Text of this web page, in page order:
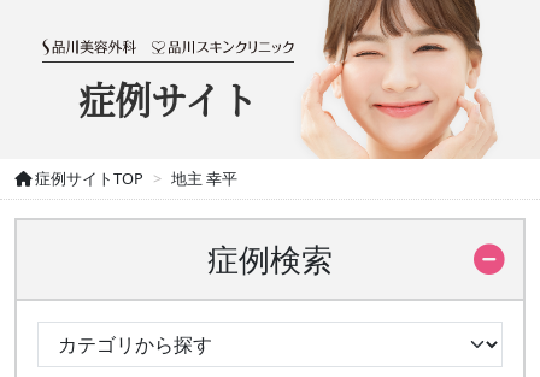
症例サイト
症例サイトTOP 地主 幸平
症例検索